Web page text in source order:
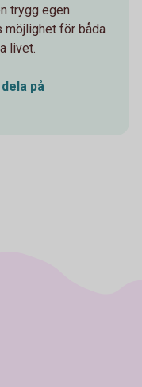
trygg egen
möjlighet för båda
livet.
på